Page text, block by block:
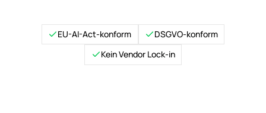
EU-AI-Act-konform
DSGVO-konform
Kein Vendor Lock-in